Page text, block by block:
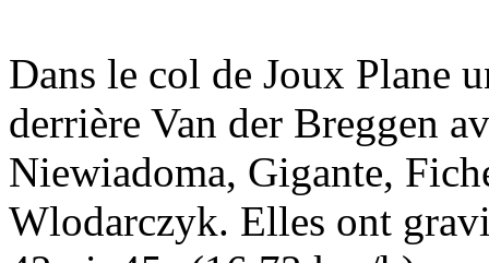
Dans le col de Joux Plane
derrière Van der Breggen
Niewiadoma, Gigante,
Wlodarczyk. Elles ont